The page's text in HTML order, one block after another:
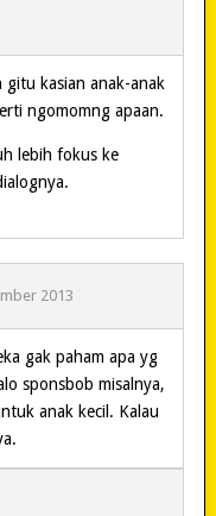
gitu kasian anak-anak
ngomomng apaan.
lebih fokus ke
2013
gak paham apa yg
sponsbob misalnya,
anak kecil. Kalau